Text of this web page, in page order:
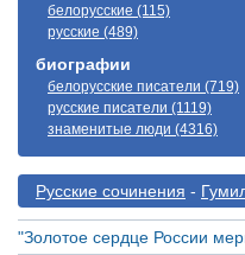
белорусские (115)
русские (489)
биографии
белорусские писатели (719)
русские писатели (1119)
знаменитые люди (4316)
Русские сочинения -
"Золотое сердце России